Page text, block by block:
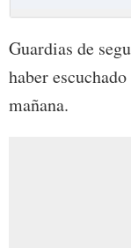
Guardias de
haber
mañana.